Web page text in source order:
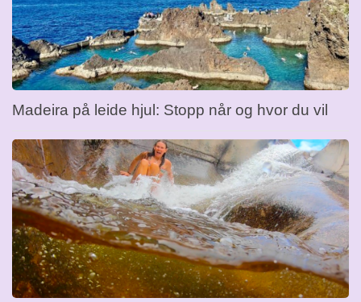
Madeira på leide hjul: Stopp når og hvor du vil